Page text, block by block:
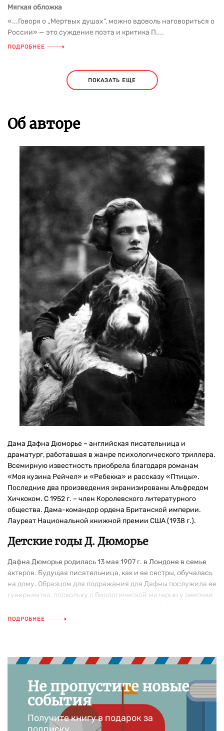
Мягкая обложка
«...Говоря о „Мертвых душах“, можно вдоволь наговориться о
России» — это суждение поэта и критика П....
ПОДРОБНЕЕ
ПОКАЗАТЬ ЕЩЕ
Об авторе
Дама Дафна Дюморье – английская писательница и
драматург, работавшая в жанре психологического триллера.
Всемирную известность приобрела благодаря романам
«Моя кузина Рейчел» и «Ребекка» и рассказу «Птицы».
Последние два произведения экранизированы Альфредом
Хичкоком. С 1952 г. – член Королевского литературного
общества. Дама-командор ордена Британской империи.
Лауреат Национальной книжной премии США (1938 г.).
Детские годы Д. Дюморье
Дафна Дюморье родилась 13 мая 1907 г. в Лондоне в семье
актеров. Будущая писательница, как и ее сестры, обучалась
на дому. Образцом для подражания для Дафны послужила ее
гувернантка, поскольку с биологической матерью у девочки
детства Дафна Дюморье читала много книг, особенно
увлекалась прозой Кэтрин Мэнсфилд, новеллами и
Раннее творчество Д. Дюморье
В 1925 г. семья отправила Дафну на обучение в частную
школу во Францию, недалеко от Парижа. Условия жизни
ПОДРОБНЕЕ
Не пропустите новые
события
Получите книгу в подарок за